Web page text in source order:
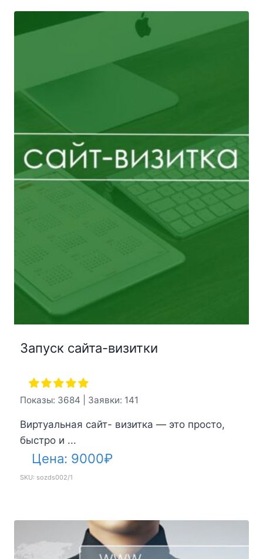
700₽.
Запуск сайта-визитки
Показы: 3684 | Заявки: 141
Виртуальная сайт- визитка — это просто,
быстро и ...
Цена: 9000₽
SKU: sozds002/1